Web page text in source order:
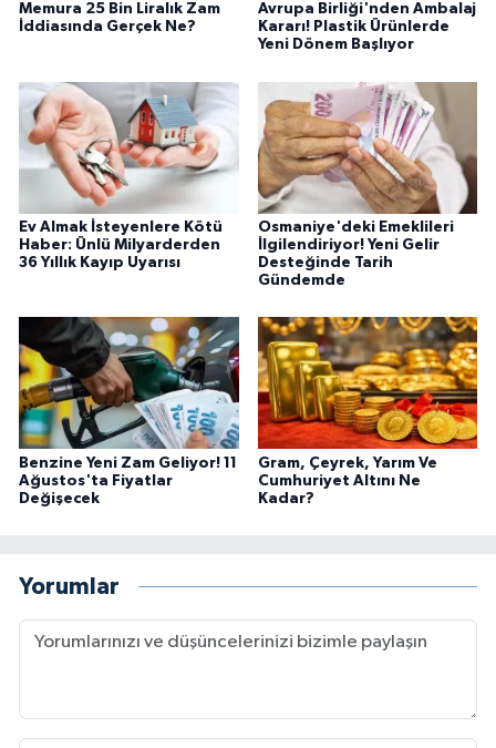
Memura 25 Bin Liralık Zam
İddiasında Gerçek Ne?
Avrupa Birliği'nden Ambalaj
Kararı! Plastik Ürünlerde
Yeni Dönem Başlıyor
Ev Almak İsteyenlere Kötü
Haber: Ünlü Milyarderden
36 Yıllık Kayıp Uyarısı
Osmaniye'deki Emeklileri
İlgilendiriyor! Yeni Gelir
Desteğinde Tarih
Gündemde
Benzine Yeni Zam Geliyor! 11
Ağustos'ta Fiyatlar
Değişecek
Gram, Çeyrek, Yarım Ve
Cumhuriyet Altını Ne
Kadar?
Yorumlar